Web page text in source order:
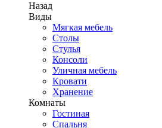
Назад
Виды
Мягкая мебель
Столы
Стулья
Консоли
Уличная мебель
Кровати
Хранение
Комнаты
Гостиная
Спальня